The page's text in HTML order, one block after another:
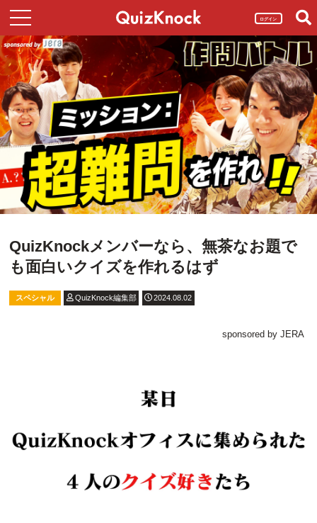
ログイン
QuizKnockメンバーなら、無茶なお題で
も面白いクイズを作れるはず
スペシャル QuizKnock編集部 2024.08.02
sponsored by JERA